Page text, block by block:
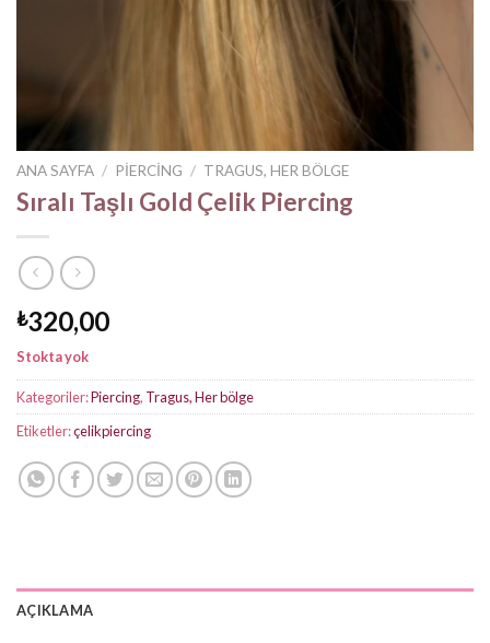
ANA SAYFA / PIERCING / TRAGUS, HER BÖLGE
Sıralı Taşlı Gold Çelik Piercing
₺320,00
Stokta yok
Kategoriler:Piercing, Tragus, Her bölge
Etiketler:çelikpiercing
AÇIKLAMA